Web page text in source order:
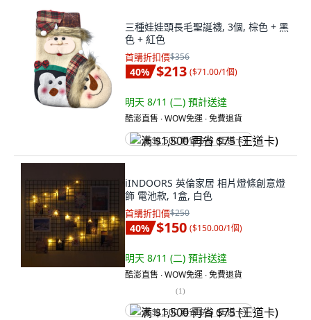
三種娃娃頭長毛聖誕襪, 3個, 棕色 + 黑
色 + 紅色
首購折扣價$356
40% $213 ($71.00/1個)
明天 8/11 (二) 預計送達
酷澎直售 ∙ WOW免運 ∙ 免費退貨
满 $1,500 再省 $75 (王道卡)
iINDOORS 英倫家居 相片燈條創意燈
飾 電池款, 1盒, 白色
首購折扣價$250
40% $150 ($150.00/1個)
明天 8/11 (二) 預計送達
酷澎直售 ∙ WOW免運 ∙ 免費退貨
(1)
满 $1,500 再省 $75 (王道卡)